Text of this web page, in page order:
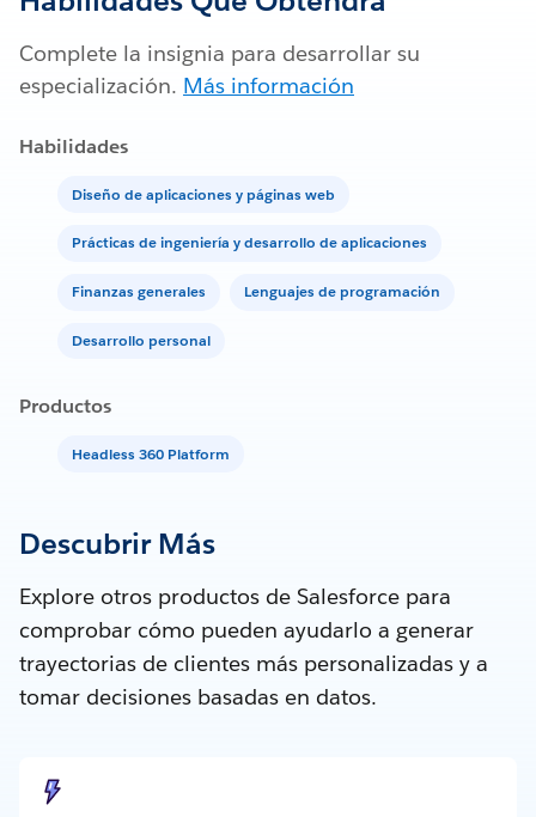
Complete la insignia para desarrollar su
especialización. Más información
Habilidades
Diseño de aplicaciones y páginas web
Prácticas de ingeniería y desarrollo de aplicaciones
Finanzas generales Lenguajes de programación
Desarrollo personal
Productos
Headless 360 Platform
Descubrir Más
Explore otros productos de Salesforce para
comprobar cómo pueden ayudarlo a generar
trayectorias de clientes más personalizadas y a
tomar decisiones basadas en datos.